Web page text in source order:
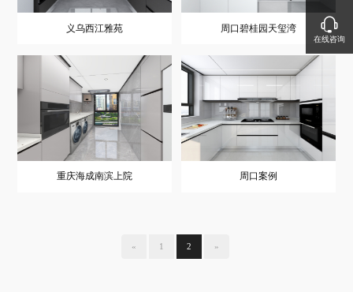
在线咨询
义乌西江雅苑 周口碧桂园天玺湾
重庆海成南滨上院 周口案例
« 1 2 »